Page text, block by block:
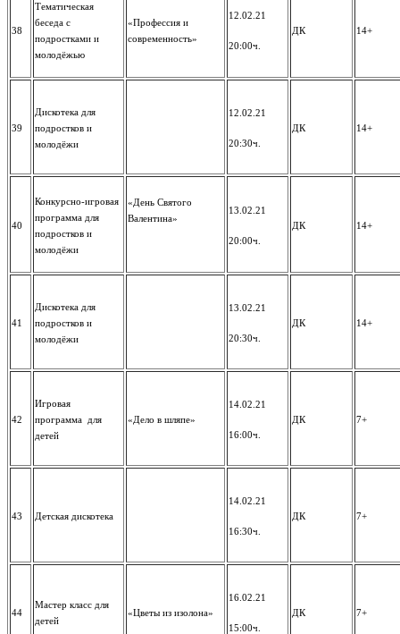
38
Тематическая
беседа с
подростками и
молодёжью
«Профессия и
современность»
12.02.21
20:00ч.
ДК 14+
39
Дискотека для
подростков и
молодёжи
12.02.21
20:30ч.
ДК 14+
40
Конкурсно-игровая
программа для
подростков и
молодёжи
«День Святого
Валентина»
13.02.21
20:00ч.
ДК 14+
41
Дискотека для
подростков и
молодёжи
13.02.21
20:30ч.
ДК 14+
42
Игровая
программа для
детей
«Дело в шляпе»
14.02.21
16:00ч.
ДК 7+
43 Детская дискотека
14.02.21
16:30ч.
ДК 7+
44
Мастер класс для
детей
«Цветы из изолона»
16.02.21
15:00ч.
ДК 7+